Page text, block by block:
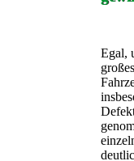
Egal,